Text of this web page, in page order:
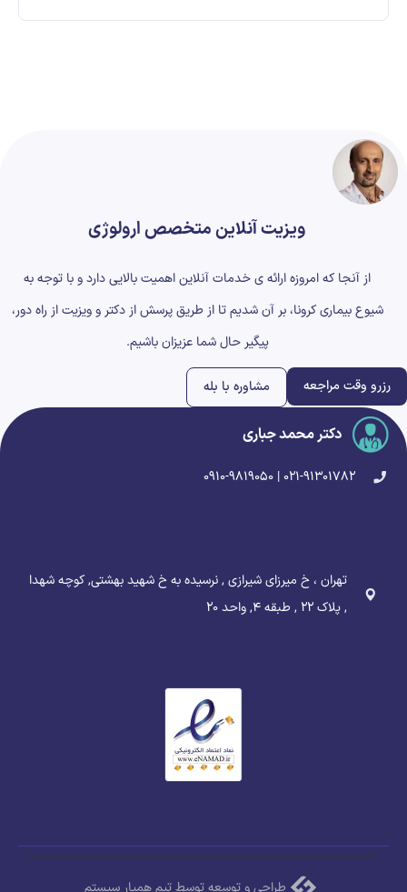
ویزیت آنلاین متخصص ارولوژی
از آنجا که امروزه ارائه ی خدمات آنلاین اهمیت بالایی دارد و با توجه به
شیوع بیماری کرونا، بر آن شدیم تا از طریق پرسش از دکتر و ویزیت از راه دور،
پیگیر حال شما عزیزان باشیم.
رزرو وقت مراجعه مشاوره با بله
دکتر محمد جباری
۰۲۱-۹۱۳۰۱۷۸۲ | ۰۹۱۰-۹۸۱۹۰۵۰
تهران ، خ میرزای شیرازی , نرسیده به خ شهید بهشتی, کوچه شهدا
, پلاک ۲۲ , طبقه ۴, واحد ۲۰
طراحی و توسعه توسط تیم همیار سیستم